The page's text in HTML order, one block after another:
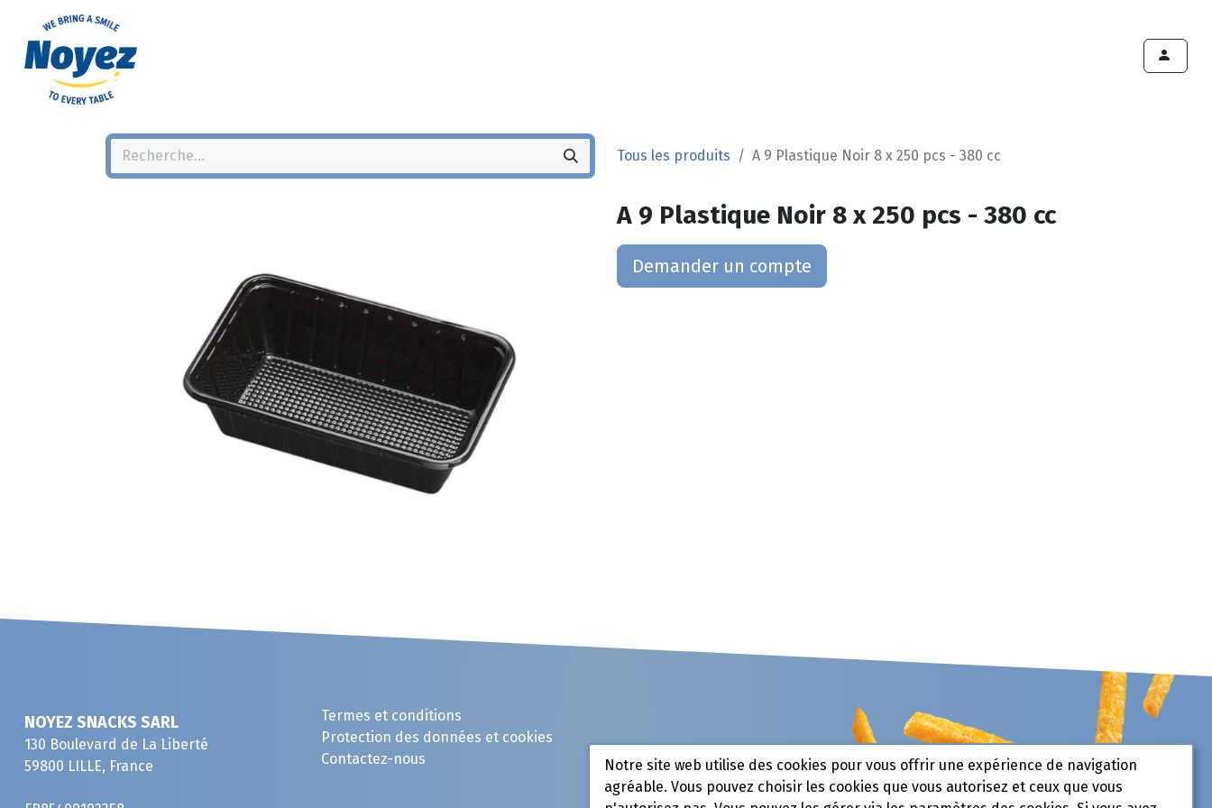
Tous les produits A 9 Plastique Noir 8 x 250 pcs - 380 cc
A 9 Plastique Noir 8 x 250 pcs - 380 cc
Demander un compte
NOYEZ SNACKS SARL
130 Boulevard de La Liberté
59800 LILLE, France
Termes et conditions
Protection des données et cookies
Contactez-nous
Notre site web utilise des cookies pour vous offrir une expérience de navigation
agréable. Vous pouvez choisir les cookies que vous autorisez et ceux que vous